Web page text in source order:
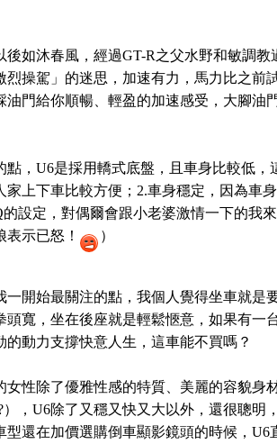
後如沐春風，經過GT-R之父水野和敏調
烈操駕」的迷思，加速有力，馬力比之
油門給你順暢、輕盈的加速感受，大腳油
點，U6是採用轎式底盤，且車身比較低
家上下車比較方便；2.車身穩定，因為車
設定，對偶爾會跟小老婆激情一下的我
示已怒！
）
一開始最關注的點，我個人覺得坐車就是
頭寬，坐在後座就是輕鬆愜意，如果有一
的動力支撐快意人生，這車能不買嗎？
女性除了優雅性感的特質、美麗的容貌身
），U6除了又穩又快又大以外，還很聰明
型還在加價選購倒車顯影鏡頭的時候，U6